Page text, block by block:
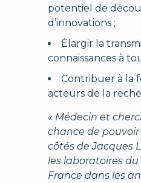
potentiel de
d’innovations ;
Élargir la
connaissances à
Contribuer à la
acteurs de la
« Médecin et
chance de
côtés de Jacques
les laboratoires du
France dans les